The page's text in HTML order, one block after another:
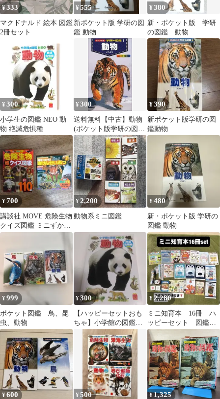
¥333
マクドナルド 絵本 図鑑
2冊セット
¥555
新ポケット版 学研の図
鑑 動物
¥380
新・ポケット版 学研
の図鑑 動物
¥ 300
小学生の図鑑 NEO 動
物 絶滅危惧種
¥300
送料無料【中古】動物
(ポケット版学研の図鑑
3)
¥390
新ポケット版学研の図
鑑動物
¥700
講談社 MOVE 危険生物
クイズ図鑑 ミニずかん
2冊セット
¥2,200
動物系ミニ図鑑
¥480
新・ポケット版 学研の
図鑑 動物
¥999
ポケット図鑑 鳥、昆
虫、動物
¥300
【ハッピーセットおも
ちゃ】小学館の図鑑
NEO 動物 ミニ図鑑
¥2,280
ミニ知育本 16冊 ハ
ッピーセット 図鑑
NEO 小学館 魚 動
物 ご当地キャラ
¥600 ¥500 ¥1,325